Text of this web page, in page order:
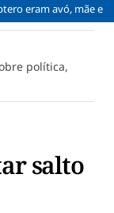
mãe e filha
política,
salto